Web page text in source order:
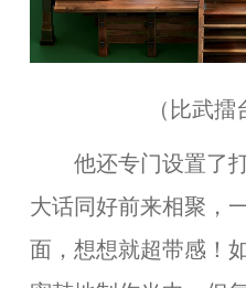
（ 比武擂
他还专门设置了
大话同好前来相聚，
面，想想就超带感！